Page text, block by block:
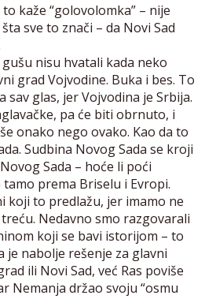
kaže “golovolomka” – nije
sve to znači – da Novi Sad
nisu hvatali kada neko
grad Vojvodine. Buka i bes. To
sav glas, jer Vojvodina je Srbija.
pa će biti obrnuto, i
onako nego ovako. Kao da to
Sudbina Novog Sada se kroji
Sada – hoće li poći
prema Briselu i Evropi.
koji to predlažu, jer imamo ne
Nedavno smo razgovarali
koji se bavi istorijom – to
je nabolje rešenje za glavni
ili Novi Sad, već Ras poviše
Nemanja držao svoju “osmu